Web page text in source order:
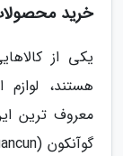
خرید
یکی از
هستند،
معروف ترین